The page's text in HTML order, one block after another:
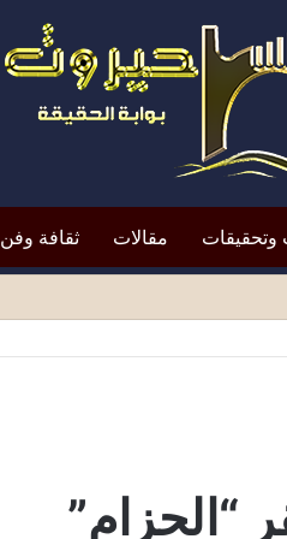
وتحقيقات مقالات ثقافة وفن
الواجهة*
“الحزام”